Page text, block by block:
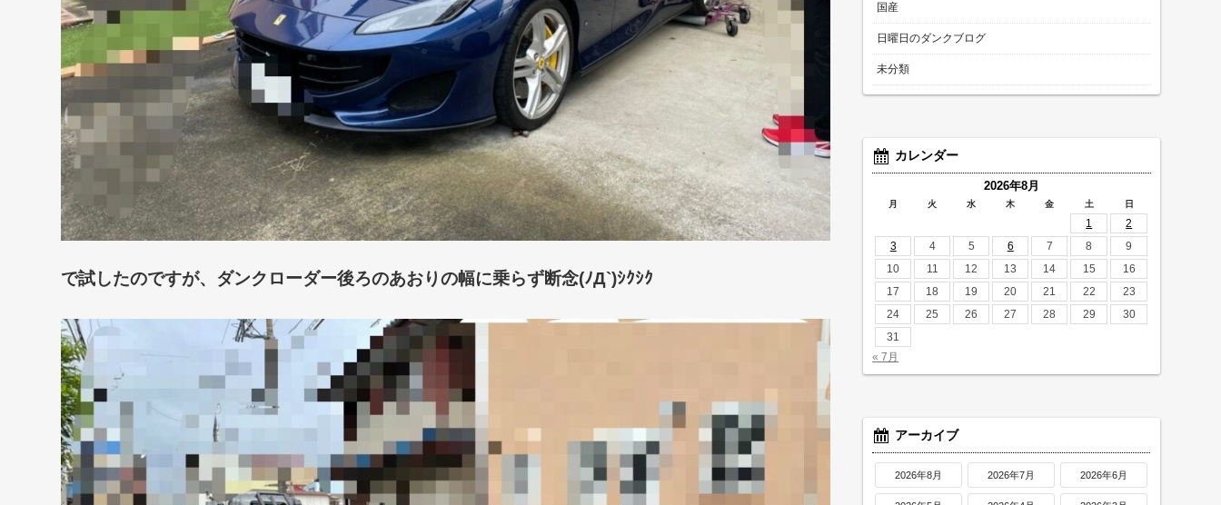
で試したのですが、 ダンクローダー後ろのあおりの幅に乗らず断念(ﾉД`)ｼｸｼｸ
国産
日曜日のダンクブログ
未分類
カレンダー
2026年8月
月 火 水 木 金 土 日
1
2
3
4 5 6 7 8
9
10
11 12 13 14 15
16
17
18 19 20 21 22
23
24
25 26 27 28 29
30
31
« 7月
アーカイブ
2026年8月 2026年7月 2026年6月